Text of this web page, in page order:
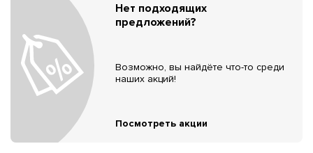
Нет подходящих
предложений?
Возможно, вы найдёте что-то среди
наших акций!
Посмотреть акции